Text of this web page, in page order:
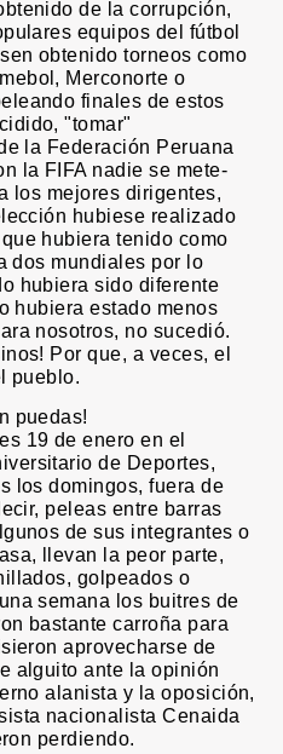
de la corrupción,
equipos del fútbol
obtenido torneos como
Merconorte o
finales de estos
"tomar"
la Federación Peruana
la FIFA nadie se mete-
los mejores dirigentes,
hubiese realizado
hubiera tenido como
dos mundiales por lo
hubiera sido diferente
hubiera estado menos
nosotros, no sucedió.
Por que, a veces, el
pueblo.
puedas!
19 de enero en el
de Deportes,
los domingos, fuera de
peleas entre barras
de sus integrantes o
llevan la peor parte,
golpeados o
semana los buitres de
bastante carroña para
aprovecharse de
alguito ante la opinión
alanista y la oposición,
nacionalista Cenaida
perdiendo.